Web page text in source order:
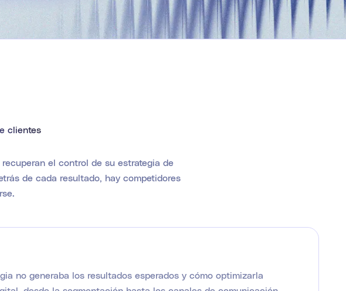
clientes
el control de su estrategia de
de cada resultado, hay competidores
no generaba los resultados esperados y cómo optimizarla